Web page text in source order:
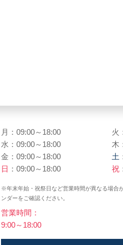
月：09:00～18:00
火
水：09:00～18:00
木
金：09:00～18:00
土
日 ：09:00～18:00 祝
※年末年始・祝祭日など営業時間が異なる場合
ンダーをご確認ください。
営業時間：
9:00～18:00